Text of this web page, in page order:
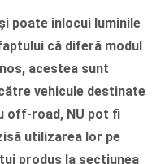
poate înlocui luminile
că diferă modul
acestea sunt
vehicule destinate
off-road, NU pot fi
utilizarea lor pe
produs la secțiunea